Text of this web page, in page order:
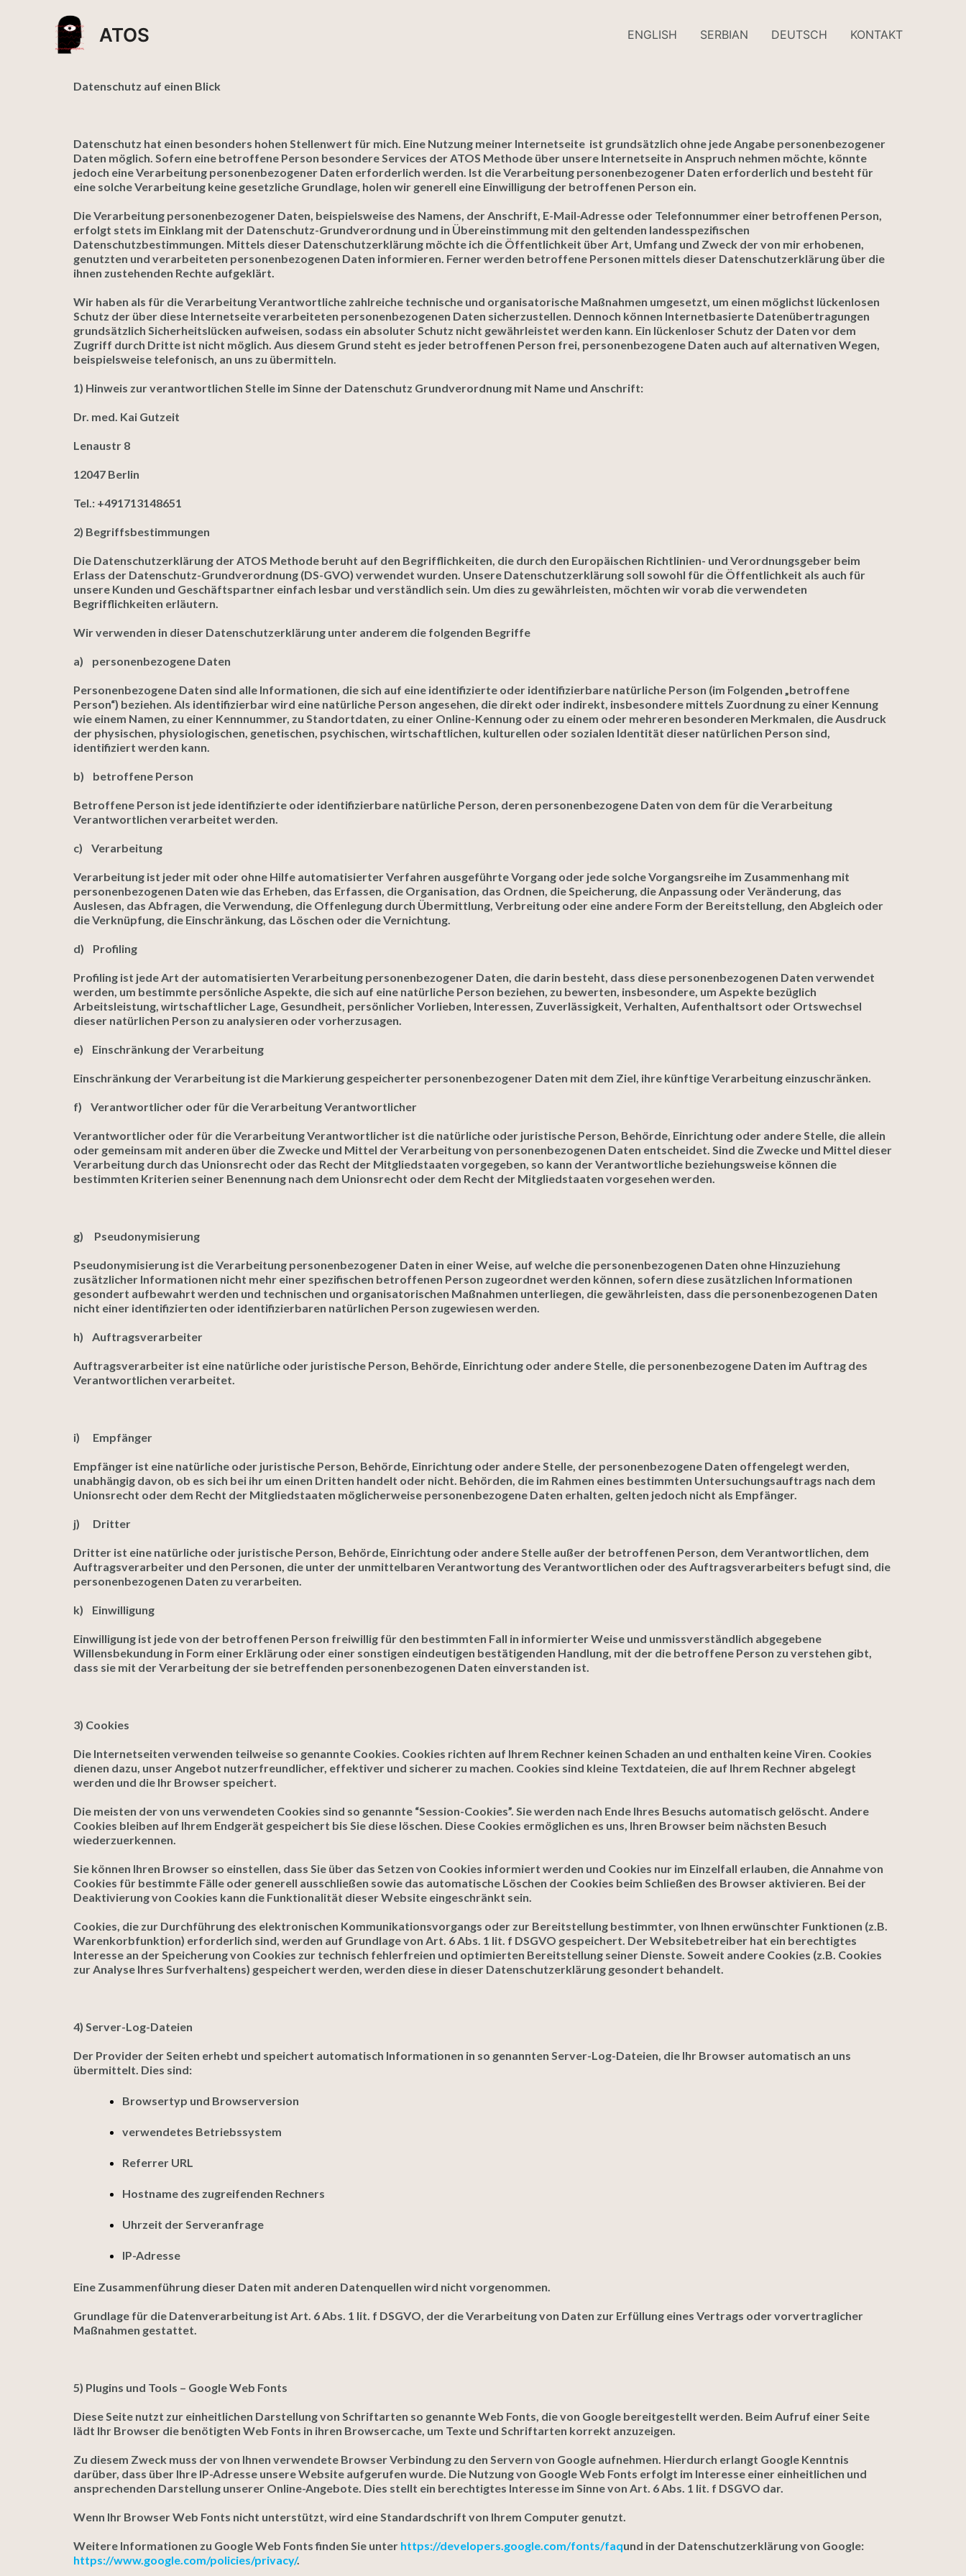
ATOS ENGLISH SERBIAN DEUTSCH KONTAKT
Datenschutz auf einen Blick
Datenschutz hat einen besonders hohen Stellenwert für mich. Eine Nutzung meiner Internetseite ist grundsätzlich ohne jede Angabe personenbezogener
Daten möglich. Sofern eine betroffene Person besondere Services der ATOS Methode über unsere Internetseite in Anspruch nehmen möchte, könnte
jedoch eine Verarbeitung personenbezogener Daten erforderlich werden. Ist die Verarbeitung personenbezogener Daten erforderlich und besteht für
eine solche Verarbeitung keine gesetzliche Grundlage, holen wir generell eine Einwilligung der betroffenen Person ein.
Die Verarbeitung personenbezogener Daten, beispielsweise des Namens, der Anschrift, E-Mail-Adresse oder Telefonnummer einer betroffenen Person,
erfolgt stets im Einklang mit der Datenschutz-Grundverordnung und in Übereinstimmung mit den geltenden landesspezifischen
Datenschutzbestimmungen. Mittels dieser Datenschutzerklärung möchte ich die Öffentlichkeit über Art, Umfang und Zweck der von mir erhobenen,
genutzten und verarbeiteten personenbezogenen Daten informieren. Ferner werden betroffene Personen mittels dieser Datenschutzerklärung über die
ihnen zustehenden Rechte aufgeklärt.
Wir haben als für die Verarbeitung Verantwortliche zahlreiche technische und organisatorische Maßnahmen umgesetzt, um einen möglichst lückenlosen
Schutz der über diese Internetseite verarbeiteten personenbezogenen Daten sicherzustellen. Dennoch können Internetbasierte Datenübertragungen
grundsätzlich Sicherheitslücken aufweisen, sodass ein absoluter Schutz nicht gewährleistet werden kann. Ein lückenloser Schutz der Daten vor dem
Zugriff durch Dritte ist nicht möglich. Aus diesem Grund steht es jeder betroffenen Person frei, personenbezogene Daten auch auf alternativen Wegen,
beispielsweise telefonisch, an uns zu übermitteln.
1) Hinweis zur verantwortlichen Stelle im Sinne der Datenschutz Grundverordnung mit Name und Anschrift:
Dr. med. Kai Gutzeit
Lenaustr 8
12047 Berlin
Tel.: +491713148651
2) Begriffsbestimmungen
Die Datenschutzerklärung der ATOS Methode beruht auf den Begrifflichkeiten, die durch den Europäischen Richtlinien- und Verordnungsgeber beim
Erlass der Datenschutz-Grundverordnung (DS-GVO) verwendet wurden. Unsere Datenschutzerklärung soll sowohl für die Öffentlichkeit als auch für
unsere Kunden und Geschäftspartner einfach lesbar und verständlich sein. Um dies zu gewährleisten, möchten wir vorab die verwendeten
Begrifflichkeiten erläutern.
Wir verwenden in dieser Datenschutzerklärung unter anderem die folgenden Begriffe
a) personenbezogene Daten
Personenbezogene Daten sind alle Informationen, die sich auf eine identifizierte oder identifizierbare natürliche Person (im Folgenden „betroffene
Person“) beziehen. Als identifizierbar wird eine natürliche Person angesehen, die direkt oder indirekt, insbesondere mittels Zuordnung zu einer Kennung
wie einem Namen, zu einer Kennnummer, zu Standortdaten, zu einer Online-Kennung oder zu einem oder mehreren besonderen Merkmalen, die Ausdruck
der physischen, physiologischen, genetischen, psychischen, wirtschaftlichen, kulturellen oder sozialen Identität dieser natürlichen Person sind,
identifiziert werden kann.
b) betroffene Person
Betroffene Person ist jede identifizierte oder identifizierbare natürliche Person, deren personenbezogene Daten von dem für die Verarbeitung
Verantwortlichen verarbeitet werden.
c) Verarbeitung
Verarbeitung ist jeder mit oder ohne Hilfe automatisierter Verfahren ausgeführte Vorgang oder jede solche Vorgangsreihe im Zusammenhang mit
personenbezogenen Daten wie das Erheben, das Erfassen, die Organisation, das Ordnen, die Speicherung, die Anpassung oder Veränderung, das
Auslesen, das Abfragen, die Verwendung, die Offenlegung durch Übermittlung, Verbreitung oder eine andere Form der Bereitstellung, den Abgleich oder
die Verknüpfung, die Einschränkung, das Löschen oder die Vernichtung.
d) Profiling
Profiling ist jede Art der automatisierten Verarbeitung personenbezogener Daten, die darin besteht, dass diese personenbezogenen Daten verwendet
werden, um bestimmte persönliche Aspekte, die sich auf eine natürliche Person beziehen, zu bewerten, insbesondere, um Aspekte bezüglich
Arbeitsleistung, wirtschaftlicher Lage, Gesundheit, persönlicher Vorlieben, Interessen, Zuverlässigkeit, Verhalten, Aufenthaltsort oder Ortswechsel
dieser natürlichen Person zu analysieren oder vorherzusagen.
e) Einschränkung der Verarbeitung
Einschränkung der Verarbeitung ist die Markierung gespeicherter personenbezogener Daten mit dem Ziel, ihre künftige Verarbeitung einzuschränken.
f) Verantwortlicher oder für die Verarbeitung Verantwortlicher
Verantwortlicher oder für die Verarbeitung Verantwortlicher ist die natürliche oder juristische Person, Behörde, Einrichtung oder andere Stelle, die allein
oder gemeinsam mit anderen über die Zwecke und Mittel der Verarbeitung von personenbezogenen Daten entscheidet. Sind die Zwecke und Mittel dieser
Verarbeitung durch das Unionsrecht oder das Recht der Mitgliedstaaten vorgegeben, so kann der Verantwortliche beziehungsweise können die
bestimmten Kriterien seiner Benennung nach dem Unionsrecht oder dem Recht der Mitgliedstaaten vorgesehen werden.
g) Pseudonymisierung
Pseudonymisierung ist die Verarbeitung personenbezogener Daten in einer Weise, auf welche die personenbezogenen Daten ohne Hinzuziehung
zusätzlicher Informationen nicht mehr einer spezifischen betroffenen Person zugeordnet werden können, sofern diese zusätzlichen Informationen
gesondert aufbewahrt werden und technischen und organisatorischen Maßnahmen unterliegen, die gewährleisten, dass die personenbezogenen Daten
nicht einer identifizierten oder identifizierbaren natürlichen Person zugewiesen werden.
h) Auftragsverarbeiter
Auftragsverarbeiter ist eine natürliche oder juristische Person, Behörde, Einrichtung oder andere Stelle, die personenbezogene Daten im Auftrag des
Verantwortlichen verarbeitet.
i) Empfänger
Empfänger ist eine natürliche oder juristische Person, Behörde, Einrichtung oder andere Stelle, der personenbezogene Daten offengelegt werden,
unabhängig davon, ob es sich bei ihr um einen Dritten handelt oder nicht. Behörden, die im Rahmen eines bestimmten Untersuchungsauftrags nach dem
Unionsrecht oder dem Recht der Mitgliedstaaten möglicherweise personenbezogene Daten erhalten, gelten jedoch nicht als Empfänger.
j) Dritter
Dritter ist eine natürliche oder juristische Person, Behörde, Einrichtung oder andere Stelle außer der betroffenen Person, dem Verantwortlichen, dem
Auftragsverarbeiter und den Personen, die unter der unmittelbaren Verantwortung des Verantwortlichen oder des Auftragsverarbeiters befugt sind, die
personenbezogenen Daten zu verarbeiten.
k) Einwilligung
Einwilligung ist jede von der betroffenen Person freiwillig für den bestimmten Fall in informierter Weise und unmissverständlich abgegebene
Willensbekundung in Form einer Erklärung oder einer sonstigen eindeutigen bestätigenden Handlung, mit der die betroffene Person zu verstehen gibt,
dass sie mit der Verarbeitung der sie betreffenden personenbezogenen Daten einverstanden ist.
3) Cookies
Die Internetseiten verwenden teilweise so genannte Cookies. Cookies richten auf Ihrem Rechner keinen Schaden an und enthalten keine Viren. Cookies
dienen dazu, unser Angebot nutzerfreundlicher, effektiver und sicherer zu machen. Cookies sind kleine Textdateien, die auf Ihrem Rechner abgelegt
werden und die Ihr Browser speichert.
Die meisten der von uns verwendeten Cookies sind so genannte “Session-Cookies”. Sie werden nach Ende Ihres Besuchs automatisch gelöscht. Andere
Cookies bleiben auf Ihrem Endgerät gespeichert bis Sie diese löschen. Diese Cookies ermöglichen es uns, Ihren Browser beim nächsten Besuch
wiederzuerkennen.
Sie können Ihren Browser so einstellen, dass Sie über das Setzen von Cookies informiert werden und Cookies nur im Einzelfall erlauben, die Annahme von
Cookies für bestimmte Fälle oder generell ausschließen sowie das automatische Löschen der Cookies beim Schließen des Browser aktivieren. Bei der
Deaktivierung von Cookies kann die Funktionalität dieser Website eingeschränkt sein.
Cookies, die zur Durchführung des elektronischen Kommunikationsvorgangs oder zur Bereitstellung bestimmter, von Ihnen erwünschter Funktionen (z.B.
Warenkorbfunktion) erforderlich sind, werden auf Grundlage von Art. 6 Abs. 1 lit. f DSGVO gespeichert. Der Websitebetreiber hat ein berechtigtes
Interesse an der Speicherung von Cookies zur technisch fehlerfreien und optimierten Bereitstellung seiner Dienste. Soweit andere Cookies (z.B. Cookies
zur Analyse Ihres Surfverhaltens) gespeichert werden, werden diese in dieser Datenschutzerklärung gesondert behandelt.
4) Server-Log-Dateien
Der Provider der Seiten erhebt und speichert automatisch Informationen in so genannten Server-Log-Dateien, die Ihr Browser automatisch an uns
übermittelt. Dies sind:
Browsertyp und Browserversion
verwendetes Betriebssystem
Referrer URL
Hostname des zugreifenden Rechners
Uhrzeit der Serveranfrage
IP-Adresse
Eine Zusammenführung dieser Daten mit anderen Datenquellen wird nicht vorgenommen.
Grundlage für die Datenverarbeitung ist Art. 6 Abs. 1 lit. f DSGVO, der die Verarbeitung von Daten zur Erfüllung eines Vertrags oder vorvertraglicher
Maßnahmen gestattet.
5) Plugins und Tools – Google Web Fonts
Diese Seite nutzt zur einheitlichen Darstellung von Schriftarten so genannte Web Fonts, die von Google bereitgestellt werden. Beim Aufruf einer Seite
lädt Ihr Browser die benötigten Web Fonts in ihren Browsercache, um Texte und Schriftarten korrekt anzuzeigen.
Zu diesem Zweck muss der von Ihnen verwendete Browser Verbindung zu den Servern von Google aufnehmen. Hierdurch erlangt Google Kenntnis
darüber, dass über Ihre IP-Adresse unsere Website aufgerufen wurde. Die Nutzung von Google Web Fonts erfolgt im Interesse einer einheitlichen und
ansprechenden Darstellung unserer Online-Angebote. Dies stellt ein berechtigtes Interesse im Sinne von Art. 6 Abs. 1 lit. f DSGVO dar.
Wenn Ihr Browser Web Fonts nicht unterstützt, wird eine Standardschrift von Ihrem Computer genutzt.
Weitere Informationen zu Google Web Fonts finden Sie unter https://developers.google.com/fonts/faqund in der Datenschutzerklärung von Google:
https://www.google.com/policies/privacy/.